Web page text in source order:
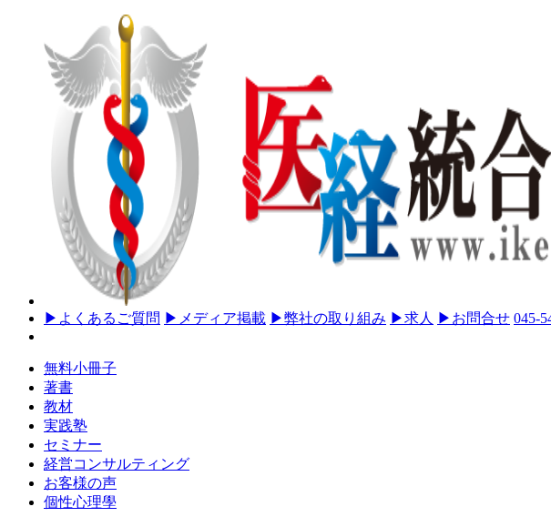
▶ よくあるご質問 ▶ メディア掲載 ▶弊社の取り組み ▶求人 ▶ お問合せ 045-
無料小冊子
著書
教材
実践塾
セミナー
経営コンサルティング
お客様の声
個性心理學